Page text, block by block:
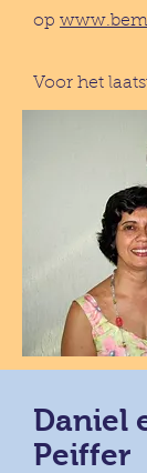
op
Voor het
Daniel
Peiffer